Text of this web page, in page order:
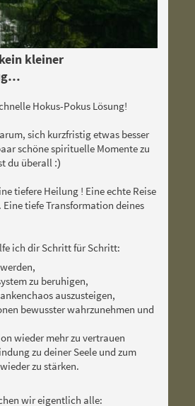
kleiner
Hokus-Pokus Lösung!
sich kurzfristig etwas besser
schöne spirituelle Momente zu
du überall :)
tiefere Heilung ! Eine echte Reise
Eine tiefe Transformation deines
ich dir Schritt für Schritt:
zu beruhigen,
auszusteigen,
bewusster wahrzunehmen und
wieder mehr zu vertrauen
zu deiner Seele und zum
zu stärken.
wir eigentlich alle: